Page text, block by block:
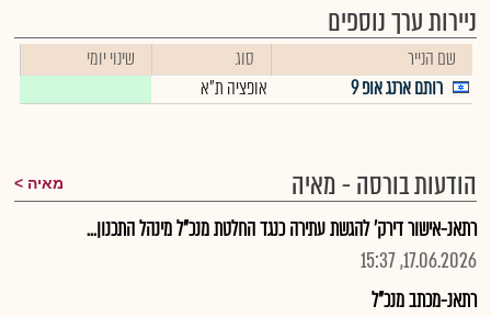
ניירות ערך נוספים
שם הנייר סוג
שינוי יומי
רותם ארנג אופ 9
אופציה ת"א
הודעות בורסה - מאיה מאיה
רתאנ-אישור דירק' להגשת עתירה כנגד החלטת מנכ"ל מינהל התכנון...
17.06.2026, 15:37
רתאנ-מכתב מנכ"ל